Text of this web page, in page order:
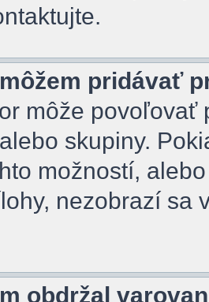
pridávať
môže povoľovať
skupiny.
možností,
nezobrazí sa
obdržal